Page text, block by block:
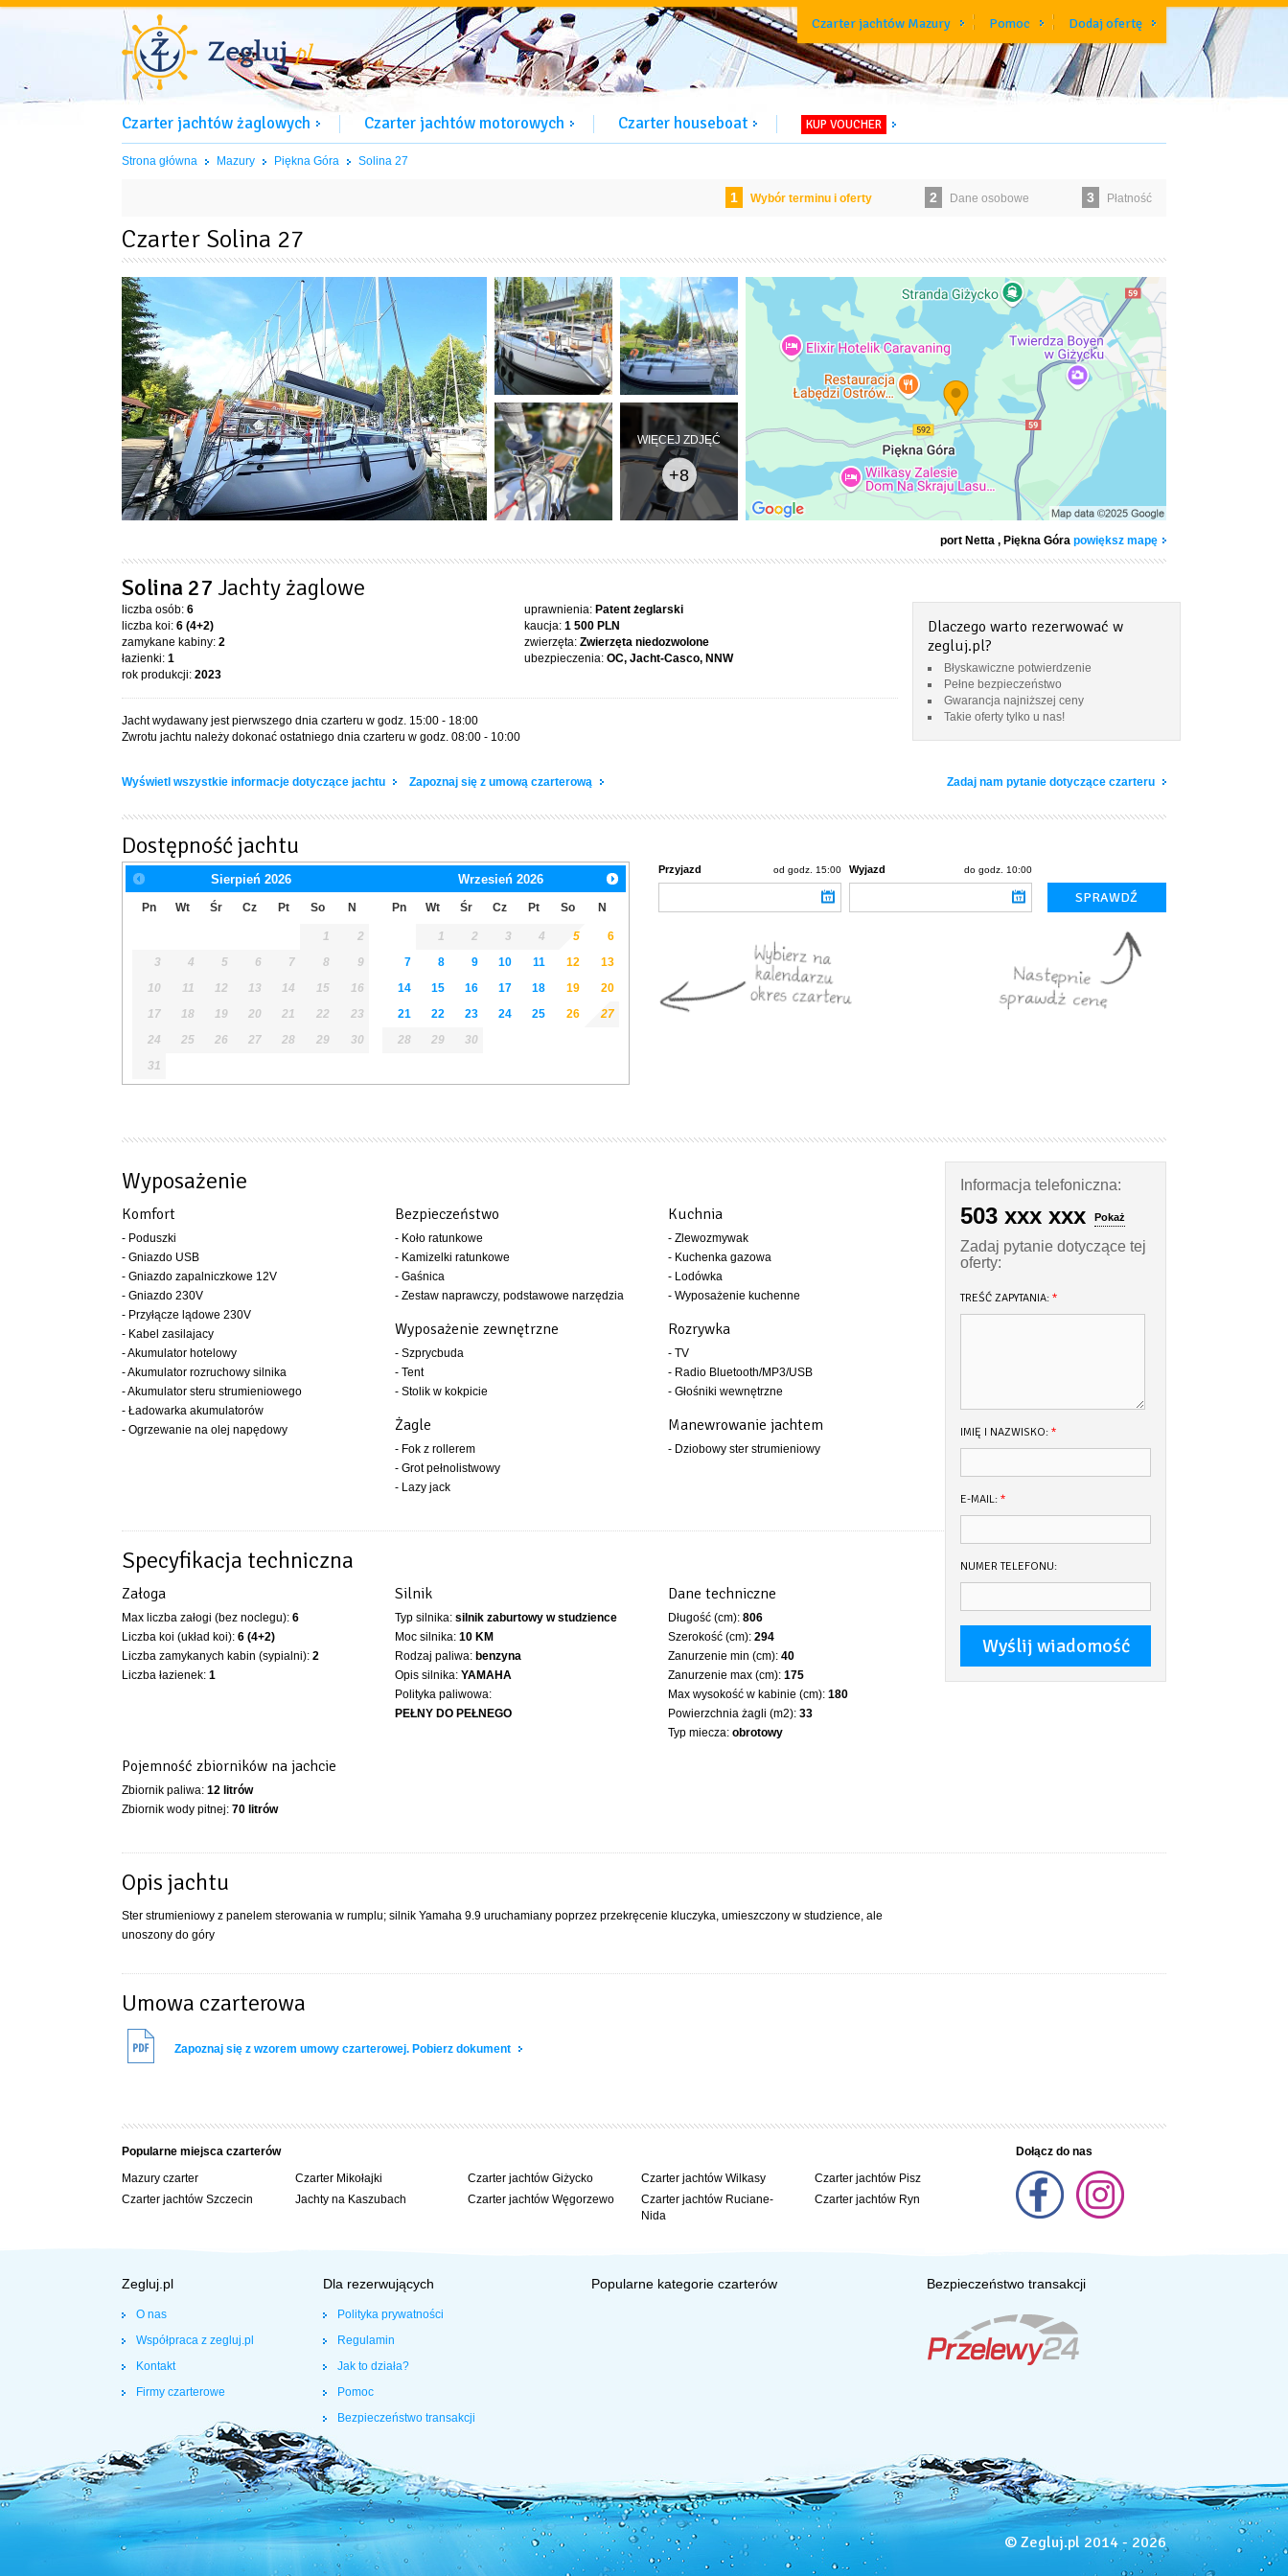
Czarter jachtów Mazury Pomoc Dodaj ofertę
Czarter jachtów żaglowych Czarter jachtów motorowych Czarter houseboat KUP VOUCHER
Strona główna Mazury Piękna Góra Solina 27
1 Wybór terminu i oferty 2 Dane osobowe 3 Płatność
Czarter Solina 27
WIĘCEJ ZDJĘĆ
+8
port Netta , Piękna Góra powiększ mapę
Solina 27 Jachty żaglowe
liczba osób: 6
liczba koi: 6 (4+2)
zamykane kabiny: 2
łazienki: 1
rok produkcji: 2023
uprawnienia: Patent żeglarski
kaucja: 1 500 PLN
zwierzęta: Zwierzęta niedozwolone
ubezpieczenia: OC, Jacht-Casco, NNW
Jacht wydawany jest pierwszego dnia czarteru w godz. 15:00 - 18:00
Zwrotu jachtu należy dokonać ostatniego dnia czarteru w godz. 08:00 - 10:00
Dlaczego warto rezerwować w
zegluj.pl?
Błyskawiczne potwierdzenie
Pełne bezpieczeństwo
Gwarancja najniższej ceny
Takie oferty tylko u nas!
Wyświetl wszystkie informacje dotyczące jachtu Zapoznaj się z umową czarterową Zadaj nam pytanie dotyczące czarteru
Dostępność jachtu
Sierpień 2026
Pn Wt Śr Cz Pt So N
1
2
3
4 5 6 7 8
9
10
11 12 13 14 15
16
17
18 19 20 21 22
23
24
25 26 27 28 29
30
31
Wrzesień 2026
Pn Wt Śr Cz Pt So N
1 2 3 4 5
6
7
8 9 10 11 12
13
14
15 16 17 18 19
20
21
22 23 24 25 26
27
28
29 30
Przyjazd od godz. 15:00 Wyjazd do godz. 10:00
Wyposażenie
Komfort
- Poduszki
- Gniazdo USB
- Gniazdo zapalniczkowe 12V
- Gniazdo 230V
- Przyłącze lądowe 230V
- Kabel zasilajacy
- Akumulator hotelowy
- Akumulator rozruchowy silnika
- Akumulator steru strumieniowego
- Ładowarka akumulatorów
- Ogrzewanie na olej napędowy
Bezpieczeństwo
- Koło ratunkowe
- Kamizelki ratunkowe
- Gaśnica
- Zestaw naprawczy, podstawowe narzędzia
Wyposażenie zewnętrzne
- Szprycbuda
- Tent
- Stolik w kokpicie
Żagle
- Fok z rollerem
- Grot pełnolistwowy
- Lazy jack
Kuchnia
- Zlewozmywak
- Kuchenka gazowa
- Lodówka
- Wyposażenie kuchenne
Rozrywka
- TV
- Radio Bluetooth/MP3/USB
- Głośniki wewnętrzne
Manewrowanie jachtem
- Dziobowy ster strumieniowy
Specyfikacja techniczna
Załoga
Max liczba załogi (bez noclegu): 6
Liczba koi (układ koi): 6 (4+2)
Liczba zamykanych kabin (sypialni): 2
Liczba łazienek: 1
Silnik
Typ silnika: silnik zaburtowy w studzience
Moc silnika: 10 KM
Rodzaj paliwa: benzyna
Opis silnika: YAMAHA
Polityka paliwowa:
PEŁNY DO PEŁNEGO
Dane techniczne
Długość (cm): 806
Szerokość (cm): 294
Zanurzenie min (cm): 40
Zanurzenie max (cm): 175
Max wysokość w kabinie (cm): 180
Powierzchnia żagli (m2): 33
Typ miecza: obrotowy
Pojemność zbiorników na jachcie
Zbiornik paliwa: 12 litrów
Zbiornik wody pitnej: 70 litrów
Opis jachtu
Ster strumieniowy z panelem sterowania w rumplu; silnik Yamaha 9.9 uruchamiany poprzez przekręcenie kluczyka, umieszczony w studzience, ale
unoszony do góry
Umowa czarterowa
Zapoznaj się z wzorem umowy czarterowej. Pobierz dokument
Informacja telefoniczna:
503 xxx xxx Pokaż
Zadaj pytanie dotyczące tej
oferty:
TREŚĆ ZAPYTANIA: *
IMIĘ I NAZWISKO: *
E-MAIL: *
NUMER TELEFONU:
Popularne miejsca czarterów
Mazury czarter
Czarter jachtów Szczecin
Czarter Mikołajki
Jachty na Kaszubach
Czarter jachtów Giżycko
Czarter jachtów Węgorzewo
Czarter jachtów Wilkasy
Czarter jachtów Ruciane-
Nida
Czarter jachtów Pisz
Czarter jachtów Ryn
Dołącz do nas
Zegluj.pl
O nas
Współpraca z zegluj.pl
Kontakt
Firmy czarterowe
Dla rezerwujących
Polityka prywatności
Regulamin
Jak to działa?
Pomoc
Bezpieczeństwo transakcji
Popularne kategorie czarterów Bezpieczeństwo transakcji
© Zegluj.pl 2014 - 2026